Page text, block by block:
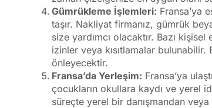
Gümrükleme İşlemleri: Fransa’ya
taşır. Nakliyat firmanız, gümrük
size yardımcı olacaktır. Bazı
izinler veya kısıtlamalar
önleyecektir.
Fransa’da Yerleşim: Fransa’ya
çocukların okullara kaydı ve yerel
süreçte yerel bir danışmandan